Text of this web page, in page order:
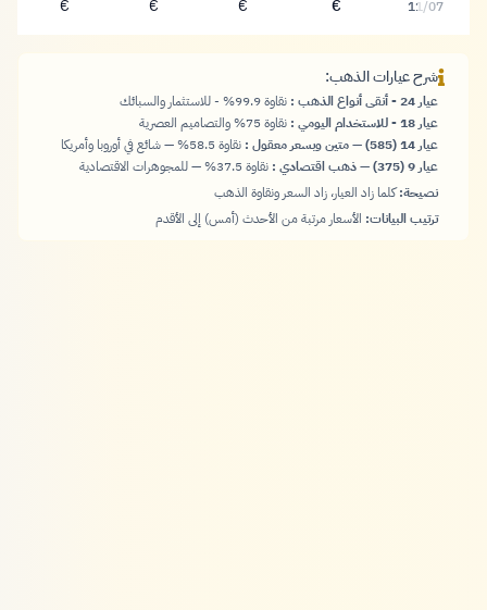
11/07
€
€
€
€
شرح عيارات الذهب:
عيار 24 - أنقى أنواع الذهب : نقاوة 99.9% - للاستثمار والسبائك
عيار 18 - للاستخدام اليومي
: نقاوة 75% والتصاميم العصرية
عيار 14 (585) — متين وبسعر معقول
: نقاوة 58.5% — شائع في أوروبا وأمريكا
عيار 9 (375) — ذهب اقتصادي
: نقاوة 37.5% — للمجوهرات الاقتصادية
نصيحة:كلما زاد العيار، زاد السعر ونقاوة الذهب
ترتيب البيانات: الأسعار مرتبة من الأحدث (أمس) إلى الأقدم